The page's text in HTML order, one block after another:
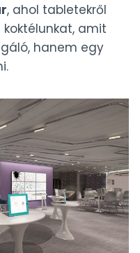
, ahol tabletekről
amit
hanem egy